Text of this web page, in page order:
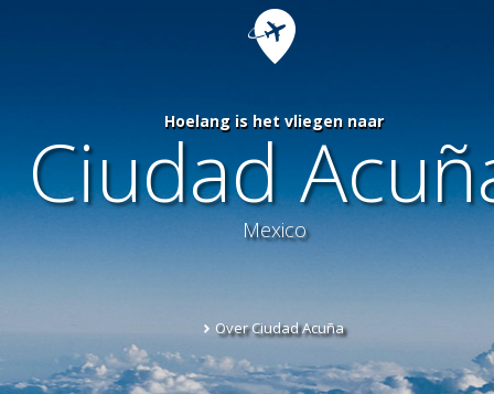
Hoelang is het vliegen naar
Ciudad
Mexico
Over Ciudad Acuña